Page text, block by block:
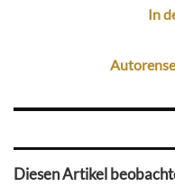
In
Diesen Artikel